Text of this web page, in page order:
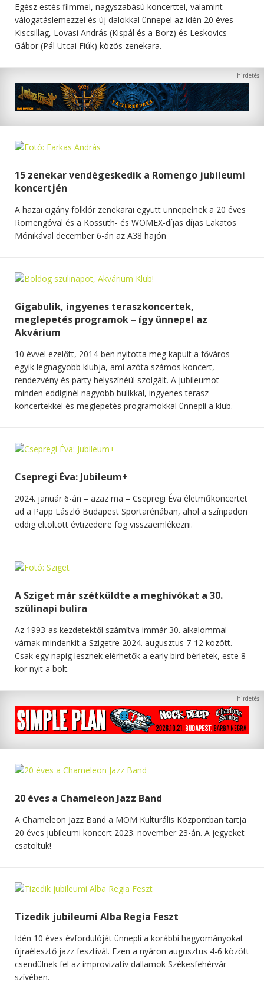
Egész estés filmmel, nagyszabású koncerttel, valamint
válogatáslemezzel és új dalokkal ünnepel az idén 20 éves
Kiscsillag, Lovasi András (Kispál és a Borz) és Leskovics
Gábor (Pál Utcai Fiúk) közös zenekara.
15 zenekar vendégeskedik a Romengo jubileumi
koncertjén
A hazai cigány folklór zenekarai együtt ünnepelnek a 20 éves
Romengóval és a Kossuth- és WOMEX-díjas díjas Lakatos
Mónikával december 6-án az A38 hajón
Gigabulik, ingyenes teraszkoncertek,
meglepetés programok – így ünnepel az
Akvárium
10 évvel ezelőtt, 2014-ben nyitotta meg kapuit a főváros
egyik legnagyobb klubja, ami azóta számos koncert,
rendezvény és party helyszínéül szolgált. A jubileumot
minden eddiginél nagyobb bulikkal, ingyenes terasz-
koncertekkel és meglepetés programokkal ünnepli a klub.
Csepregi Éva: Jubileum+
2024. január 6-án – azaz ma – Csepregi Éva életműkoncertet
ad a Papp László Budapest Sportarénában, ahol a színpadon
eddig eltöltött évtizedeire fog visszaemlékezni.
A Sziget már szétküldte a meghívókat a 30.
szülinapi bulira
Az 1993-as kezdetektől számítva immár 30. alkalommal
várnak mindenkit a Szigetre 2024. augusztus 7-12 között.
Csak egy napig lesznek elérhetők a early bird bérletek, este 8-
kor nyit a bolt.
20 éves a Chameleon Jazz Band
A Chameleon Jazz Band a MOM Kulturális Központban tartja
20 éves jubileumi koncert 2023. november 23-án. A jegyeket
csatoltuk!
Tizedik jubileumi Alba Regia Feszt
Idén 10 éves évfordulóját ünnepli a korábbi hagyományokat
újraélesztő jazz fesztivál. Ezen a nyáron augusztus 4-6 között
csendülnek fel az improvizatív dallamok Székesfehérvár
szívében.